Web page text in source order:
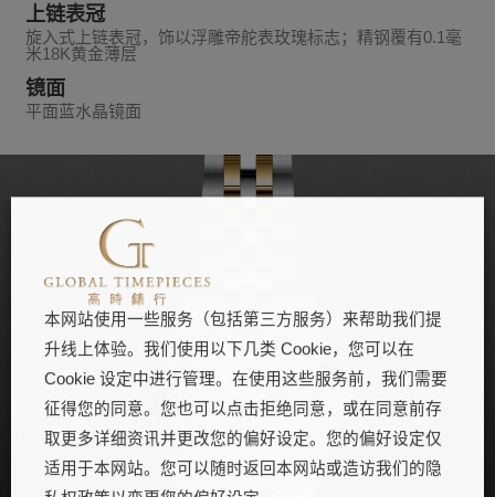
上链表冠
旋入式上链表冠，饰以浮雕帝舵表玫瑰标志；精钢覆有0.1毫
米18K黄金薄层
镜面
平面蓝水晶镜面
本网站使用一些服务（包括第三方服务）来帮助我们提
升线上体验。我们使用以下几类 Cookie，您可以在
Cookie 设定中进行管理。在使用这些服务前，我们需要
征得您的同意。您也可以点击拒绝同意，或在同意前存
取更多详细资讯并更改您的偏好设定。您的偏好设定仅
适用于本网站。您可以随时返回本网站或造访我们的隐